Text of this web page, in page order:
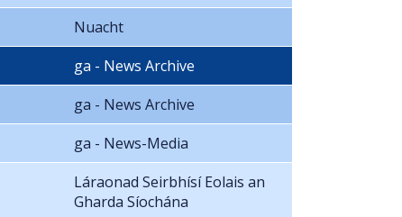
Nuacht
ga - News Archive
ga - News Archive
ga - News-Media
Láraonad Seirbhísí Eolais an
Gharda Síochána